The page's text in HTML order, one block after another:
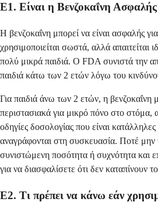
Ε1. Είναι η Βενζοκαΐνη
Η βενζοκαΐνη μπορεί να είναι ασφαλής
χρησιμοποιείται σωστά, αλλά απαιτείται
πολύ μικρά παιδιά. Ο FDA συνιστά την
παιδιά κάτω των 2 ετών λόγω του
Για παιδιά άνω των 2 ετών, η βενζοκαΐνη
περιστασιακά για μικρό πόνο στο στόμα,
οδηγίες δοσολογίας που είναι κατάλληλες
αναγράφονται στη συσκευασία. Ποτέ μην
συνιστώμενη ποσότητα ή συχνότητα και
για να διασφαλίσετε ότι δεν καταπίνουν
Ε2. Τι πρέπει να κάνω εάν